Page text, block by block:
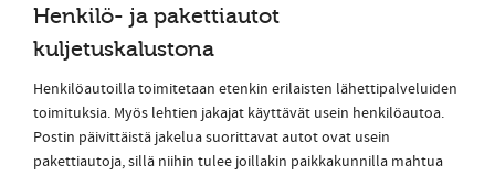
Henkilö- ja pakettiautot
kuljetuskalustona
Henkilöautoilla toimitetaan etenkin erilaisten lähettipalveluiden
toimituksia. Myös lehtien jakajat käyttävät usein henkilöautoa.
Postin päivittäistä jakelua suorittavat autot ovat usein
pakettiautoja, sillä niihin tulee joillakin paikkakunnilla mahtua